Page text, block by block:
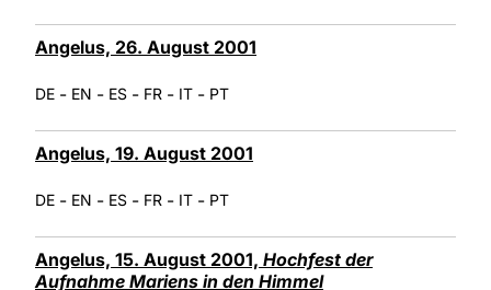
Angelus, 26. August 2001
DE - EN - ES - FR - IT - PT
Angelus, 19. August 2001
DE - EN - ES - FR - IT - PT
Angelus, 15. August 2001, Hochfest der
Aufnahme Mariens in den Himmel